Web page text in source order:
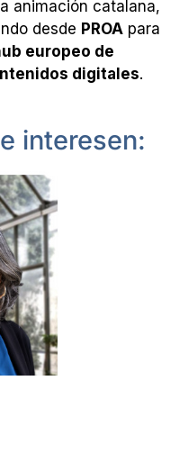
animación catalana,
desde PROA para
europeo de
digitales.
interesen: